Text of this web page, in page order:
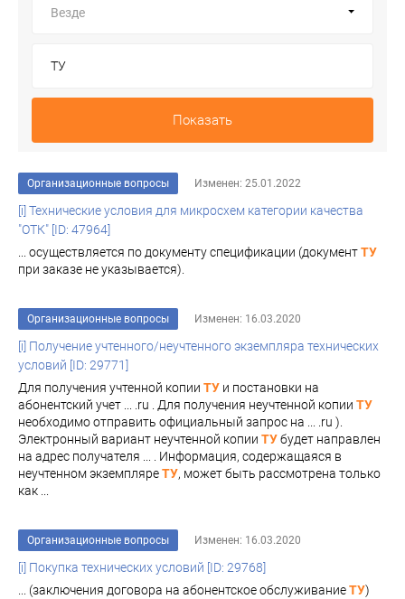
Везде
Показать
Организационные вопросы Изменен: 25.01.2022
[i] Технические условия для микросхем категории качества
"ОТК" [ID: 47964]
... осуществляется по документу спецификации (документТУ
при заказе не указывается).
Организационные вопросы Изменен: 16.03.2020
[i] Получение учтенного/неучтенного экземпляра технических
условий [ID: 29771]
Для получения учтенной копии ТУ и постановки на
абонентский учет ... .ru . Для получения неучтенной копии ТУ
необходимо отправить официальный запрос на ... .ru ).
Электронный вариант неучтенной копии ТУбудет направлен
на адрес получателя ... . Информация, содержащаяся в
неучтенном экземпляреТУ, может быть рассмотрена только
как ...
Организационные вопросы Изменен: 16.03.2020
[i] Покупка технических условий [ID: 29768]
... (заключения договора на абонентское обслуживаниеТУ)